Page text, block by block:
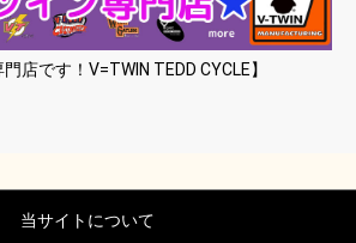
店です！V=TWIN TEDD CYCLE】
当サイトについて